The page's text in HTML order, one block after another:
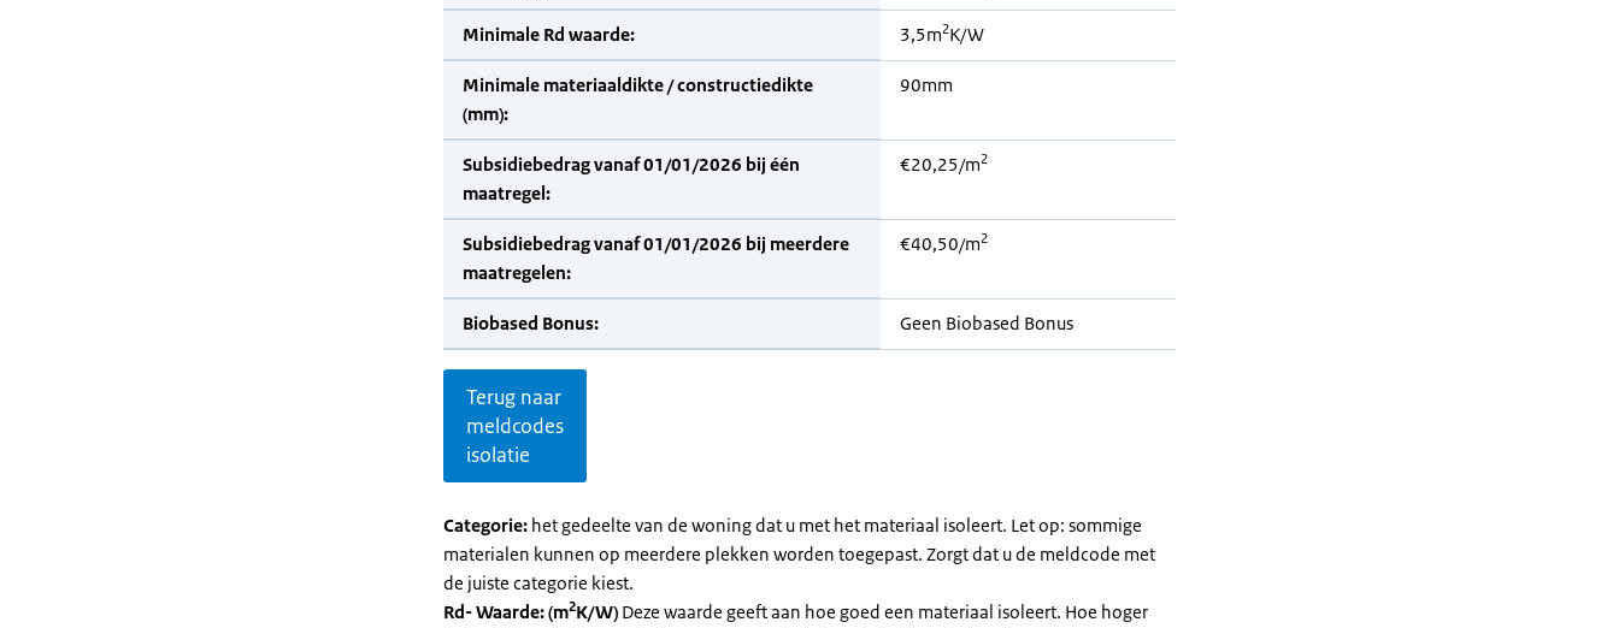
Minimale Rd waarde: 3,5m2K/W
Minimale materiaaldikte / constructiedikte
(mm):
90mm
Subsidiebedrag vanaf 01/01/2026 bij één
maatregel:
€20,25/m2
Subsidiebedrag vanaf 01/01/2026 bij meerdere
maatregelen:
€40,50/m2
Biobased Bonus: Geen Biobased Bonus
Terug naar
meldcodes
isolatie
Categorie: het gedeelte van de woning dat u met het materiaal isoleert. Let op: sommige
materialen kunnen op meerdere plekken worden toegepast. Zorgt dat u de meldcode met
de juiste categorie kiest.
Rd- Waarde: (m2K/W) Deze waarde geeft aan hoe goed een materiaal isoleert. Hoe hoger